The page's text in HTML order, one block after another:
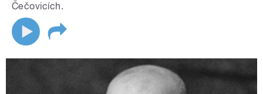
Čečovicích.